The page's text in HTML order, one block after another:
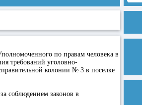
по правам человека в
требований уголовно-
колонии № 3 в поселке
соблюдением законов в